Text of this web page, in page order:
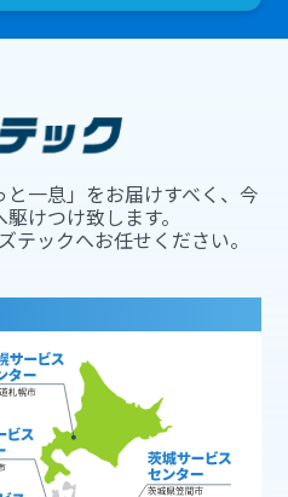
一息」をお届けすべく、今
けつけ致します。
テックへお任せください。